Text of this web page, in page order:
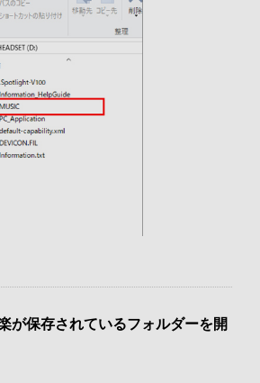
が保存されているフォルダーを開